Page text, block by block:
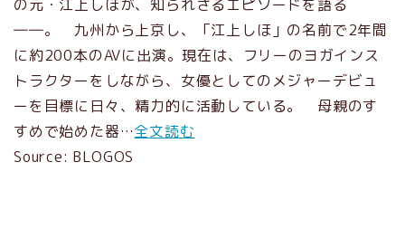
の元・江上しほが、知られざるエピソードを語る
――。 九州から上京し、「江上しほ」の名前で2年間
に約200本のAVに出演。現在は、フリーのヨガインス
トラクターをしながら、女優としてのメジャーデビュ
ーを目標に日々、精力的に活動している。 母親のす
すめで始めた器…全文読む
Source: BLOGOS